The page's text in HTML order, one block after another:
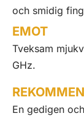
och smidig
EMOT
Tveksam
GHz.
En gedigen